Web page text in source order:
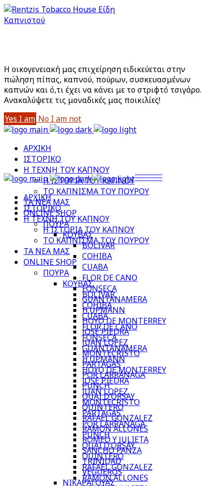
Είστε άνω των 18;
Η οικογενειακή μας επιχείρηση ειδικεύεται στην
πώληση πίπας, καπνού, πούρων, συσκευασμένων
καπνών και ό,τι έχει να κάνει με το στριφτό τσιγάρο.
Aνακαλύψετε τις μοναδικές μας ποικιλίες!
Yes I am No I am not
ΑΡΧΙΚΗ
ΙΣΤΟΡΙΚΟ
Η ΤΕΧΝΗ ΤΟΥ ΚΑΠΝΟΥ
Η ΙΣΤΟΡΙΑ ΤΟΥ ΚΑΠΝΟΥ
ΤΟ ΚΑΠΝΙΣΜΑ ΤΟΥ ΠΟΥΡΟΥ
ΤΑ ΝΕΑ ΜΑΣ
ONLINE SHOP
ΠΟΥΡΑ
ΚΟΥΒΑΣ
BOLIVAR
COHIBA
CUABA
FLOR DE CANO
FONSECA
GUANTANAMERA
H.UPMANN
HOYO DE MONTERREY
JOSE PIEDRA
JUAN LOPEZ
MONTECRISTO
PARTAGAS
POR LARRANAGA
PUNCH
QUAI D’ORSAY
QUINTERO
RAFAEL GONZALEZ
RAMON ALLONES
ROMEO Y JULIETA
SANCHO PANZA
TRINIDAD
VEGUEROS
ΝΙΚΑΡΑΓΟΥΑΣ
ΑΡΧΙΚΗ
ΙΣΤΟΡΙΚΟ
Η ΤΕΧΝΗ ΤΟΥ ΚΑΠΝΟΥ
Η ΙΣΤΟΡΙΑ ΤΟΥ ΚΑΠΝΟΥ
ΤΟ ΚΑΠΝΙΣΜΑ ΤΟΥ ΠΟΥΡΟΥ
ΤΑ ΝΕΑ ΜΑΣ
ONLINE SHOP
ΠΟΥΡΑ
ΚΟΥΒΑΣ
BOLIVAR
COHIBA
CUABA
FLOR DE CANO
FONSECA
GUANTANAMERA
H.UPMANN
HOYO DE MONTERREY
JOSE PIEDRA
JUAN LOPEZ
MONTECRISTO
PARTAGAS
POR LARRANAGA
PUNCH
QUAI D’ORSAY
QUINTERO
RAFAEL GONZALEZ
RAMON ALLONES